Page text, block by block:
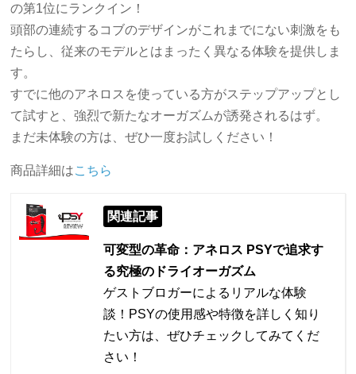
の第1位にランクイン！
頭部の連続するコブのデザインがこれまでにない刺激をも
たらし、従来のモデルとはまったく異なる体験を提供しま
す。
すでに他のアネロスを使っている方がステップアップとし
て試すと、強烈で新たなオーガズムが誘発されるはず。
まだ未体験の方は、ぜひ一度お試しください！
商品詳細はこちら
関連記事
可変型の革命：アネロス PSYで追求す
る究極のドライオーガズム
ゲストブロガーによるリアルな体験
談！PSYの使用感や特徴を詳しく知り
たい方は、ぜひチェックしてみてくだ
さい！